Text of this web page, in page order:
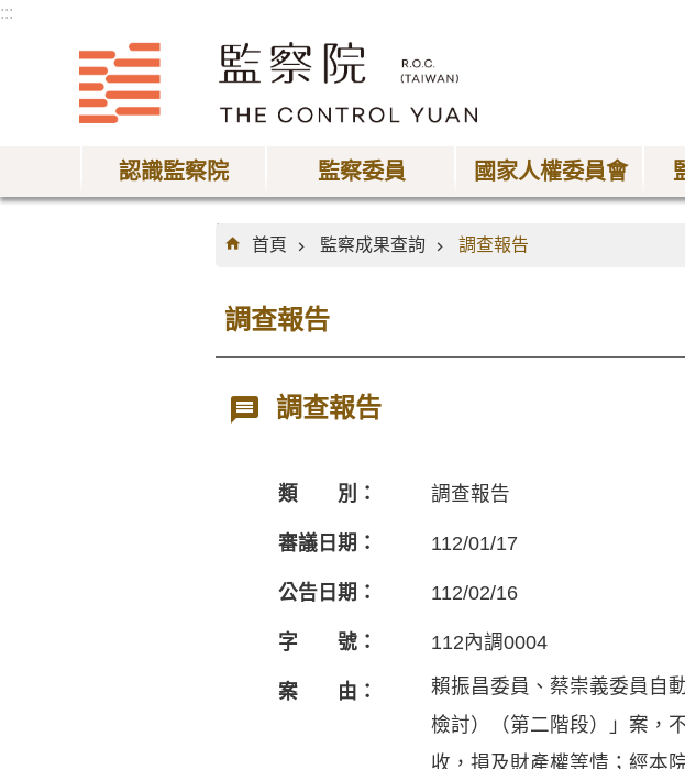
:::
認識監察院 監察委員 國家人權委員會
:::
首頁
監察成果查詢 調查報告
調查報告
調查報告
類 別： 調查報告
審議日期： 112/01/17
公告日期： 112/02/16
字 號： 112內調0004
案 由：
賴振昌委員、蔡崇義委員自
檢討）（第二階段）」案，
收，損及財產權等情；經本